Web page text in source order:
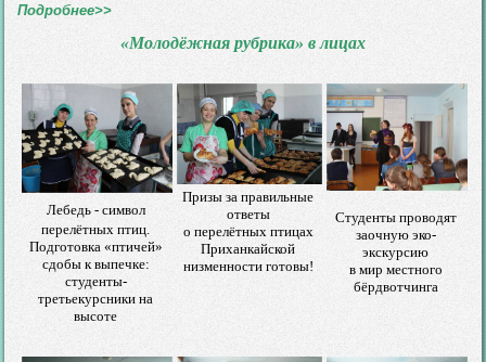
Подробнее>>
«Молодёжная рубрика» в лицах
Лебедь - символ
перелётных птиц.
Подготовка «птичей»
сдобы к выпечке:
студенты-
третьекурсники на
высоте
Призы за правильные
ответы
о перелётных птицах
Приханкайской
низменности готовы!
Студенты проводят
заочную эко-
экскурсию
в мир местного
бёрдвотчинга